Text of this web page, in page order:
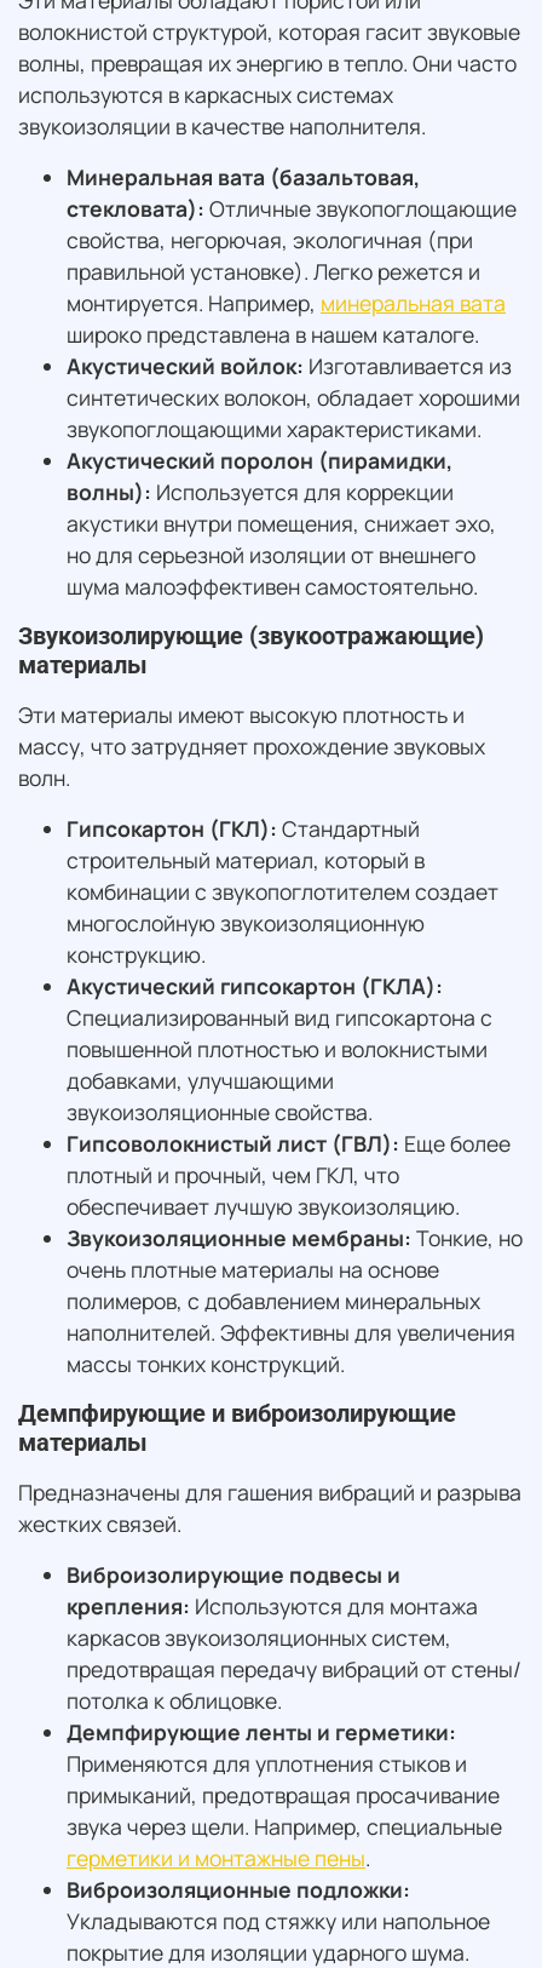
волокнистой структурой, которая гасит звуковые
волны, превращая их энергию в тепло. Они часто
используются в каркасных системах
звукоизоляции в качестве наполнителя.
Минеральная вата (базальтовая,
стекловата): Отличные звукопоглощающие
свойства, негорючая, экологичная (при
правильной установке). Легко режется и
монтируется. Например, минеральная вата
широко представлена в нашем каталоге.
Акустический войлок: Изготавливается из
синтетических волокон, обладает хорошими
звукопоглощающими характеристиками.
Акустический поролон (пирамидки,
волны): Используется для коррекции
акустики внутри помещения, снижает эхо,
но для серьезной изоляции от внешнего
шума малоэффективен самостоятельно.
Звукоизолирующие (звукоотражающие)
материалы
Эти материалы имеют высокую плотность и
массу, что затрудняет прохождение звуковых
волн.
Гипсокартон (ГКЛ): Стандартный
строительный материал, который в
комбинации с звукопоглотителем создает
многослойную звукоизоляционную
конструкцию.
Акустический гипсокартон (ГКЛА):
Специализированный вид гипсокартона с
повышенной плотностью и волокнистыми
добавками, улучшающими
звукоизоляционные свойства.
Гипсоволокнистый лист (ГВЛ): Еще более
плотный и прочный, чем ГКЛ, что
обеспечивает лучшую звукоизоляцию.
Звукоизоляционные мембраны: Тонкие, но
очень плотные материалы на основе
полимеров, с добавлением минеральных
наполнителей. Эффективны для увеличения
массы тонких конструкций.
Демпфирующие и виброизолирующие
материалы
Предназначены для гашения вибраций и разрыва
жестких связей.
Виброизолирующие подвесы и
крепления: Используются для монтажа
каркасов звукоизоляционных систем,
предотвращая передачу вибраций от стены/
потолка к облицовке.
Демпфирующие ленты и герметики:
Применяются для уплотнения стыков и
примыканий, предотвращая просачивание
звука через щели. Например, специальные
герметики и монтажные пены.
Виброизоляционные подложки:
Укладываются под стяжку или напольное
покрытие для изоляции ударного шума.